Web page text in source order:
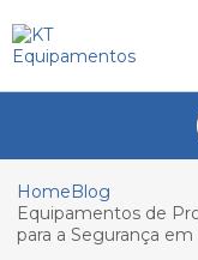
HomeBlog
Equipamentos de
para a Segurança